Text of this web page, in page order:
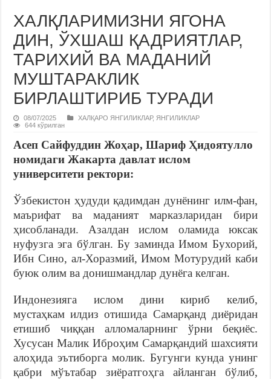
ХАЛҚЛАРИМИЗНИ ЯГОНА
ДИН, ЎХШАШ ҚАДРИЯТЛАР,
ТАРИХИЙ ВА МАДАНИЙ
МУШТАРАКЛИК
БИРЛАШТИРИБ ТУРАДИ
08/07/2025 ХАЛҚАРО ЯНГИЛИКЛАР, ЯНГИЛИКЛАР
644 кўрилган
Асеп Сайфуддин Жоҳар, Шариф Ҳидоятулло
номидаги Жакарта давлат ислом
университети ректори:
Ўзбекистон ҳудуди қадимдан дунёнинг илм-фан,
маърифат ва маданият марказларидан бири
ҳисобланади. Азалдан ислом оламида юксак
нуфузга эга бўлган. Бу заминда Имом Бухорий,
Ибн Сино, ал-Хоразмий, Имом Мотурудий каби
буюк олим ва донишмандлар дунёга келган.
Индонезияга ислом дини кириб келиб,
мустаҳкам илдиз отишида Самарқанд диёридан
етишиб чиққан алломаларнинг ўрни беқиёс.
Хусусан Малик Иброҳим Самарқандий шахсияти
алоҳида эътиборга молик. Бугунги кунда унинг
қабри мўътабар зиёратгоҳга айланган бўлиб,